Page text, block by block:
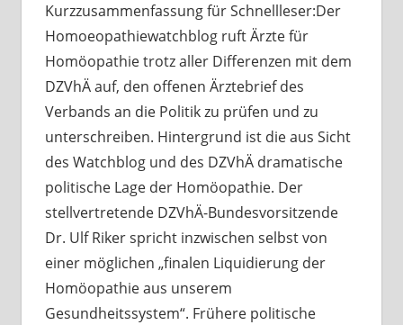
Kurzzusammenfassung für Schnellleser:Der
Homoeopathiewatchblog ruft Ärzte für
Homöopathie trotz aller Differenzen mit dem
DZVhÄ auf, den offenen Ärztebrief des
Verbands an die Politik zu prüfen und zu
unterschreiben. Hintergrund ist die aus Sicht
des Watchblog und des DZVhÄ dramatische
politische Lage der Homöopathie. Der
stellvertretende DZVhÄ-Bundesvorsitzende
Dr. Ulf Riker spricht inzwischen selbst von
einer möglichen „finalen Liquidierung der
Homöopathie aus unserem
Gesundheitssystem“. Frühere politische